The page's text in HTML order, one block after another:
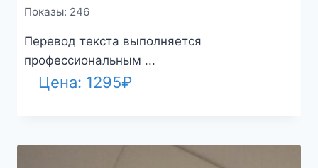
Показы: 246
Перевод текста выполняется
профессиональным ...
Цена: 1295₽